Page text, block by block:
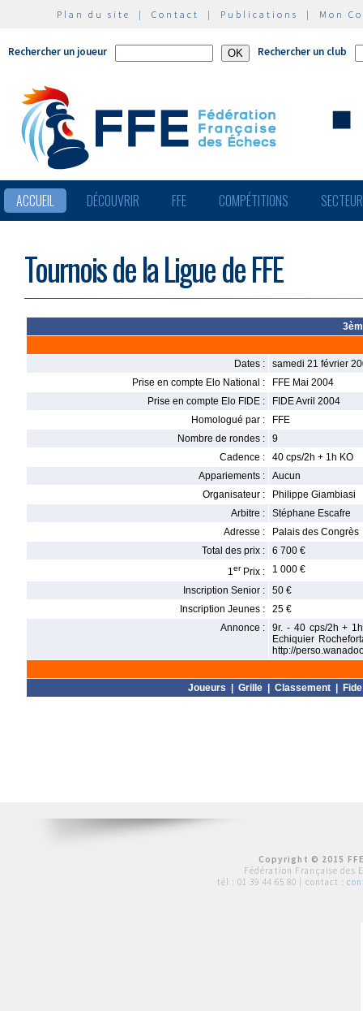
Plan du site | Contact | Publications | Mon
Rechercher un joueur Rechercher un club
ACCUEIL DÉCOUVRIR FFE COMPÉTITIONS
Tournois de la Ligue de FFE
Dates :
samedi 21 février
Prise en compte Elo National :
FFE Mai 2004
Prise en compte Elo FIDE :
FIDE Avril 2004
Homologué par :
FFE
Nombre de rondes :
9
Cadence :
40 cps/2h + 1h KO
Appariements :
Aucun
Organisateur :
Philippe Giambiasi
Arbitre :
Stéphane Escafre
Adresse :
Palais des Congrès
Total des prix :
6 700 €
1er Prix :
1 000 €
Inscription Senior :
50 €
Inscription Jeunes :
25 €
Annonce :
9r. - 40 cps/2h +
Echiquier
http://
Joueurs Grille Classement Fide
Copyright © 2015
Fédération Française des
tél : 01 39 44 65 80 | contact :